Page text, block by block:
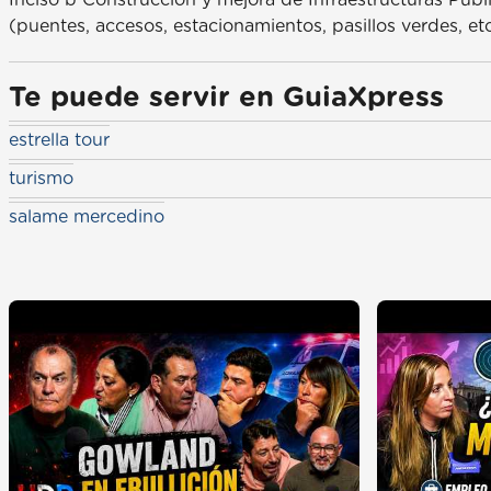
(puentes, accesos, estacionamientos, pasillos verdes,
Te puede servir en GuiaXpress
estrella tour
turismo
salame mercedino